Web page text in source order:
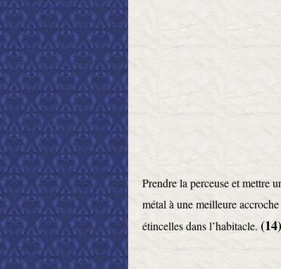
Prendre la perceuse et mettre
métal à une meilleure
étincelles dans l’habitacle. (14)